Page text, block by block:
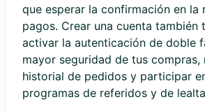
que esperar la confirmación en la
pagos. Crear una cuenta también
activar la autenticación de doble
mayor seguridad de tus compras,
historial de pedidos y participar
programas de referidos y de